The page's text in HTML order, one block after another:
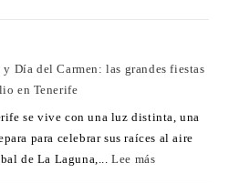
Día del Carmen: las grandes fiestas
en Tenerife
se vive con una luz distinta, una
para celebrar sus raíces al aire
de La Laguna,...Lee más